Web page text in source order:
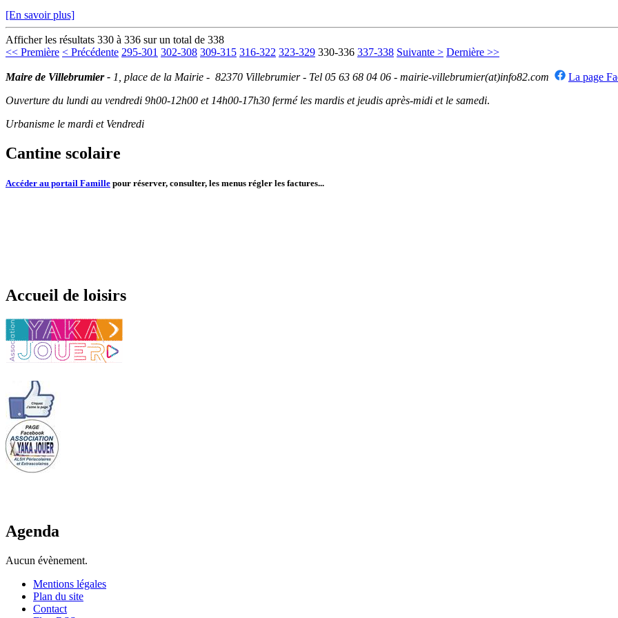
[En savoir plus]
Afficher les résultats 330 à 336 sur un total de 338
<< Première < Précédente 295-301 302-308 309-315 316-322 323-329 330-336 337-338 Suivante > Dernière >>
Maire de Villebrumier - 1, place de la Mairie - 82370 Villebrumier - Tel 05 63 68 04 06 - mairie-villebrumier(at)info82.com
La page
Ouverture du lundi au vendredi 9h00-12h00 et 14h00-17h30 fermé les mardis et jeudis après-midi et le samedi.
Urbanisme le mardi et Vendredi
Cantine scolaire
Accéder au portail Famille pour réserver, consulter, les menus régler les factures...
Accueil de loisirs
Agenda
Aucun évènement.
Mentions légales
Plan du site
Contact